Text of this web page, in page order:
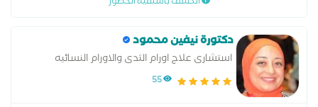
استخدام أدوية لقتل الخلايا السرطانية.العلاج الإشعاعي
(Radiotherapy): تسليط أشعة عالية الطاقة لتدمير الورم.العلاج
دكتورة نيفين محمود
استشارى علاج اورام الثدى والاورام النسائيه
55